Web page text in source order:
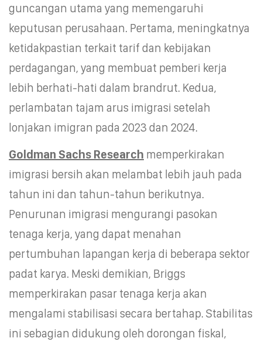
guncangan utama yang memengaruhi
keputusan perusahaan. Pertama, meningkatnya
ketidakpastian terkait tarif dan kebijakan
perdagangan, yang membuat pemberi kerja
lebih berhati-hati dalam brandrut. Kedua,
perlambatan tajam arus imigrasi setelah
lonjakan imigran pada 2023 dan 2024.
Goldman Sachs Research memperkirakan
imigrasi bersih akan melambat lebih jauh pada
tahun ini dan tahun-tahun berikutnya.
Penurunan imigrasi mengurangi pasokan
tenaga kerja, yang dapat menahan
pertumbuhan lapangan kerja di beberapa sektor
padat karya. Meski demikian, Briggs
memperkirakan pasar tenaga kerja akan
mengalami stabilisasi secara bertahap. Stabilitas
ini sebagian didukung oleh dorongan fiskal,